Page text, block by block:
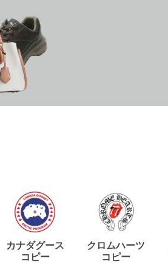
カナダグース
コピー
クロムハーツ
コピー